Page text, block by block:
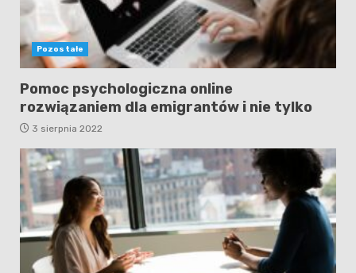
Pozostałe
Pomoc psychologiczna online
rozwiązaniem dla emigrantów i nie tylko
3 sierpnia 2022